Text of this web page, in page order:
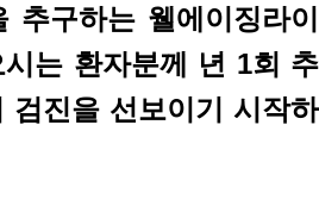
추구하는 웰에이징라이
는 환자분께 년 1회 추
검진을 선보이기 시작하